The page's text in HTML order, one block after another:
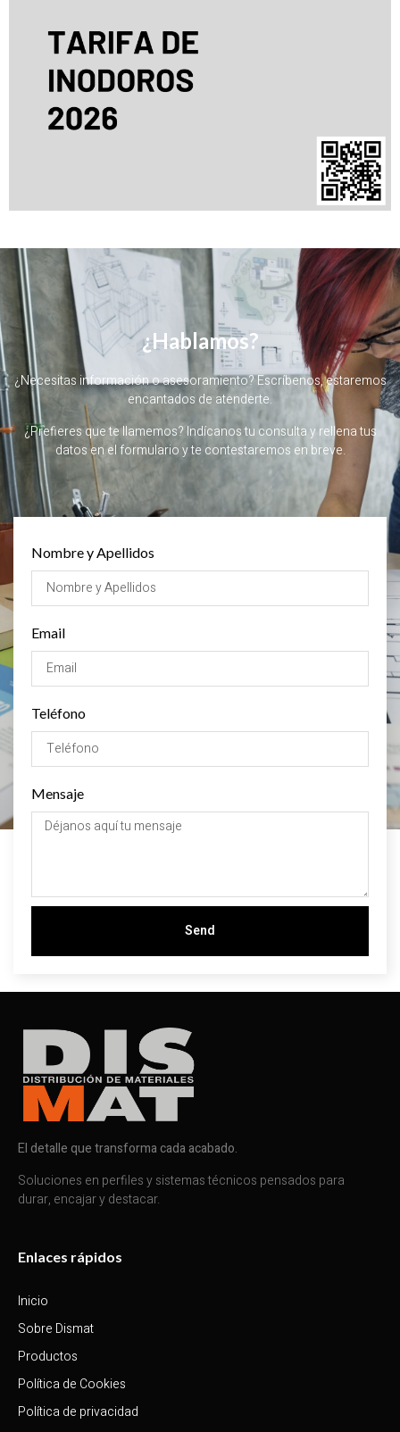
¿Hablamos?
¿Necesitas información o asesoramiento? Escríbenos, estaremos
encantados de atenderte.
¿Prefieres que te llamemos? Indícanos tu consulta y rellena tus
datos en el formulario y te contestaremos en breve.
Nombre y Apellidos
Email
Teléfono
Mensaje
Send
El detalle que transforma cada acabado.
Soluciones en perfiles y sistemas técnicos pensados para
durar, encajar y destacar.
Enlaces rápidos
Inicio
Sobre Dismat
Productos
Política de Cookies
Política de privacidad